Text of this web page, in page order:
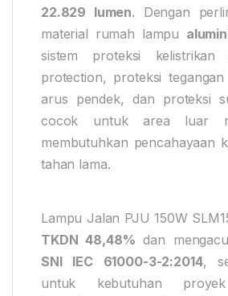
22.829 lumen. Dengan
material rumah lampu
sistem proteksi kelistrikan
protection, proteksi
arus pendek, dan proteksi
cocok untuk area luar
membutuhkan pencahayaan
tahan lama.
Lampu Jalan PJU 150W
TKDN 48,48% dan
SNI IEC 61000-3-2:2014,
untuk kebutuhan proyek